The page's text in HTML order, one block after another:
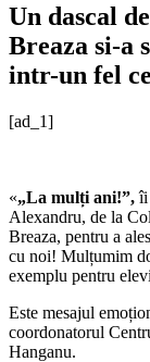
Un dascal
Breaza si-a
intr-un fel
[ad_1]
«„La mulți ani!”,îi
Alexandru, de la
Breaza, pentru a
cu noi! Mulțumim
exemplu pentru
Este mesajul
coordonatorul
Hanganu.